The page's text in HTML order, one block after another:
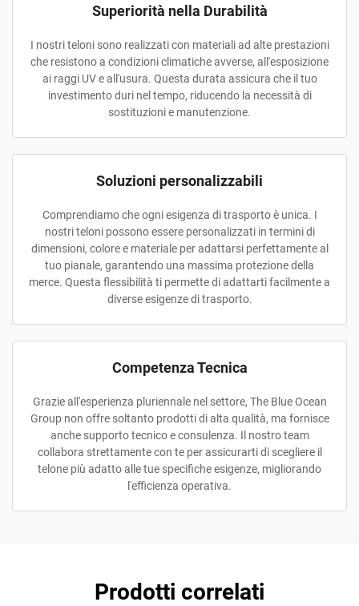
Superiorità nella Durabilità
I nostri teloni sono realizzati con materiali ad alte prestazioni
che resistono a condizioni climatiche avverse, all'esposizione
ai raggi UV e all'usura. Questa durata assicura che il tuo
investimento duri nel tempo, riducendo la necessità di
sostituzioni e manutenzione.
Soluzioni personalizzabili
Comprendiamo che ogni esigenza di trasporto è unica. I
nostri teloni possono essere personalizzati in termini di
dimensioni, colore e materiale per adattarsi perfettamente al
tuo pianale, garantendo una massima protezione della
merce. Questa flessibilità ti permette di adattarti facilmente a
diverse esigenze di trasporto.
Competenza Tecnica
Grazie all'esperienza pluriennale nel settore, The Blue Ocean
Group non offre soltanto prodotti di alta qualità, ma fornisce
anche supporto tecnico e consulenza. Il nostro team
collabora strettamente con te per assicurarti di scegliere il
telone più adatto alle tue specifiche esigenze, migliorando
l'efficienza operativa.
Prodotti correlati